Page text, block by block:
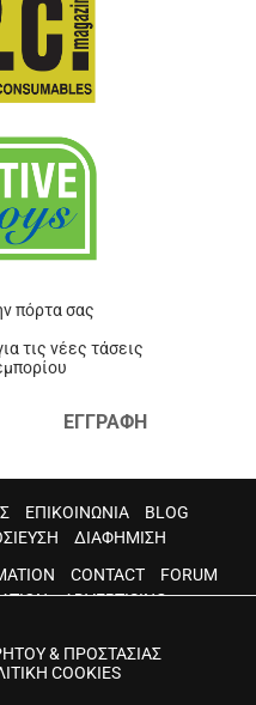
πόρτα σας
τις νέες τάσεις
ΕΓΓΡΑΦΗ
ΕΠΙΚΟΙΝΩΝΙΑ
BLOG
ΔΙΑΦΗΜΙΣΗ
CONTACT
FORUM
ADVERTISING
& ΠΡΟΣΤΑΣΙΑΣ
COOKIES